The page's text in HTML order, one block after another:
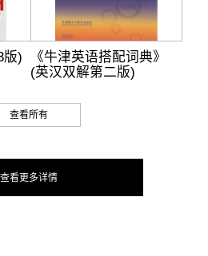
版)
《牛津英语搭配词典》
(英汉双解第二版)
查看所有
查看更多详情